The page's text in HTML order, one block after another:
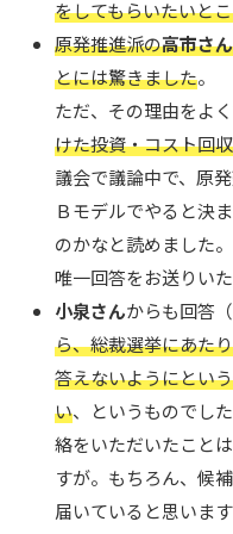
をしてもらいたいと
原発推進派の高市さん
とには驚きました。
ただ、その理由をよく
けた投資・コスト回
議会で議論中で、原
Ｂモデルでやると決
のかなと読めました
唯一回答をお送りい
小泉さんからも回答
ら、総裁選挙にあた
答えないようにとい
い、というものでし
絡をいただいたこと
すが。もちろん、候
届いていると思いま